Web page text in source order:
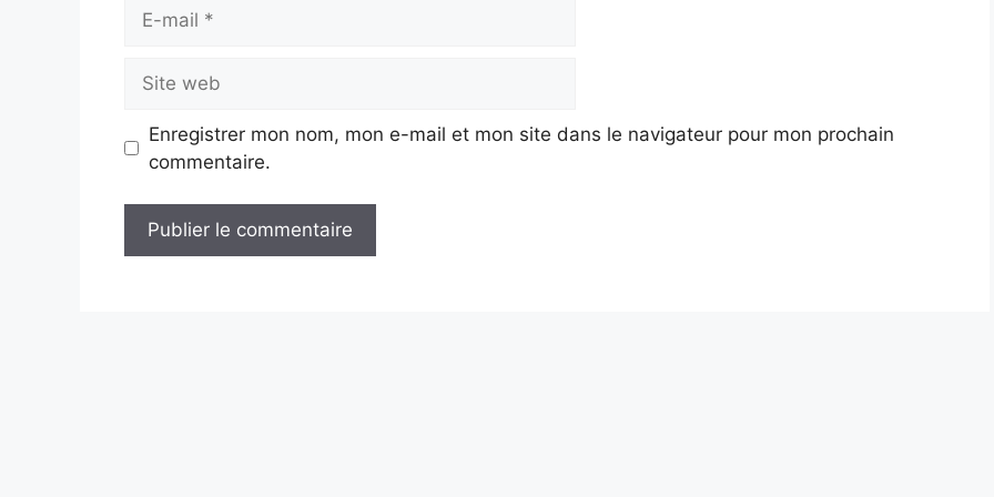
mail
web
Enregistrer mon nom, mon e-mail et mon site dans le navigateur pour mon prochain
commentaire.